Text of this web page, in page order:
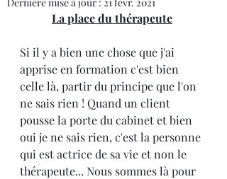
La place du thérapeute
Si il y a bien une chose que j'ai
apprise en formation c'est bien
celle là, partir du principe que l'on
ne sais rien ! Quand un client
pousse la porte du cabinet et bien
oui je ne sais rien, c'est la personne
qui est actrice de sa vie et non le
thérapeute... Nous sommes là pour